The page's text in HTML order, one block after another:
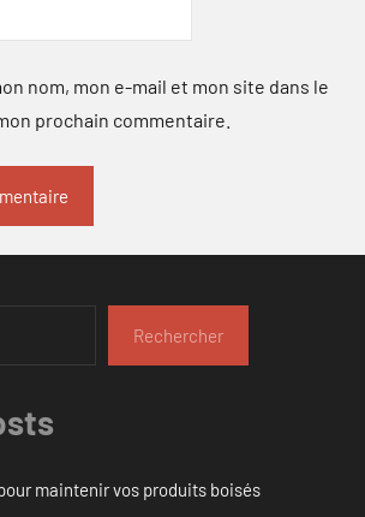
nom, mon e-mail et mon site dans le
prochain commentaire.
Rechercher
maintenir vos produits boisés